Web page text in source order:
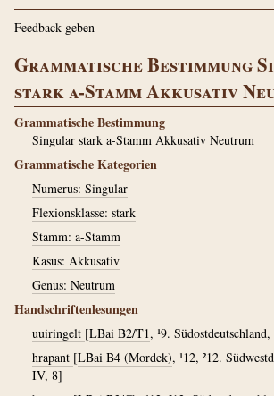
Feedback geben
Grammatische Bestimmung
stark a-Stamm Akkusativ
Grammatische Bestimmung
Singular stark a-Stamm Akkusativ Neutrum
Grammatische Kategorien
Numerus: Singular
Flexionsklasse: stark
Stamm: a-Stamm
Kasus: Akkusativ
Genus: Neutrum
Handschriftenlesungen
uuiringelt [LBai B2/T1, ¹9.
hrapant [LBai B4 (Mordek), ¹12, ²12.
IV, 8]